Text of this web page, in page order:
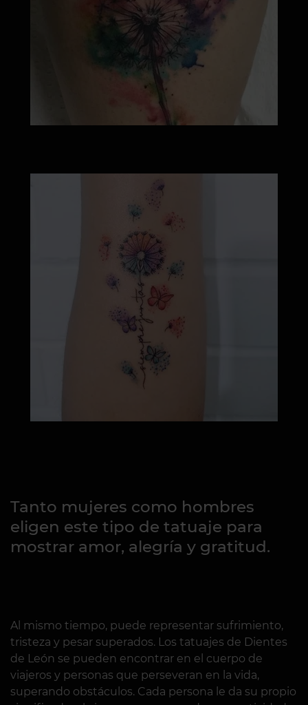
Tanto mujeres como hombres
eligen este tipo de tatuaje para
mostrar amor, alegría y gratitud.
Al mismo tiempo, puede representar sufrimiento,
tristeza y pesar superados. Los tatuajes de Dientes
de León se pueden encontrar en el cuerpo de
viajeros y personas que perseveran en la vida,
superando obstáculos. Cada persona le da su propio